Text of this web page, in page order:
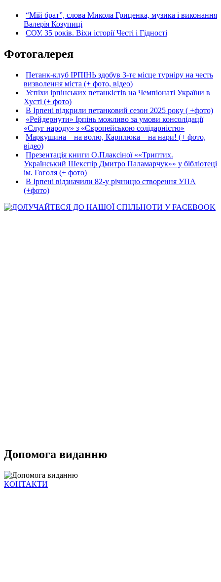
“Мій брат”, слова Микола Гриценка, музика і виконання
Валерія Козупиці
СОУ. 35 років. Віхи історії Честі і Гідності
Фотогалерея
Петанк-клуб ІРПІНЬ здобув 3-тє місце турніру на честь
визволення міста (+ фото, відео)
Успіхи ірпінських петанкістів на Чемпіонаті України в
Хусті (+ фото)
В Ірпені відкрили петанковий сезон 2025 року ( +фото)
«Рейдернути» Ірпінь можливо за умови консолідації
«Слуг народу» з «Європейською солідарністю»
Маркушина – на волю, Карплюка – на нари! (+ фото,
відео)
Презентація книги О.Плаксіної ««Триптих.
Український Шекспір Дмитро Паламарчук»» у бібліотеці
ім. Гоголя (+ фото)
В Ірпені відзначили 82-у річницю створення УПА
(+фото)
Допомога виданню
КОНТАКТИ